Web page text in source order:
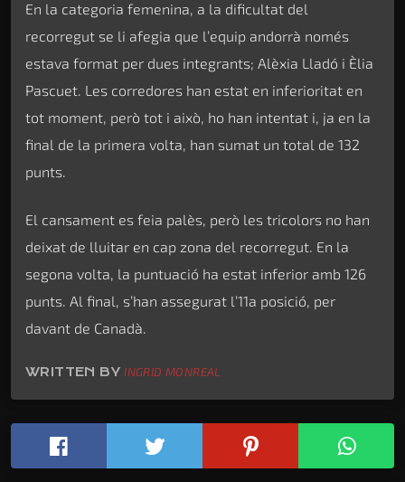
En la categoria femenina, a la dificultat del
recorregut se li afegia que l’equip andorrà només
estava format per dues integrants; Alèxia Lladó i Èlia
Pascuet. Les corredores han estat en inferioritat en
tot moment, però tot i això, ho han intentat i, ja en la
final de la primera volta, han sumat un total de 132
punts.
El cansament es feia palès, però les tricolors no han
deixat de lluitar en cap zona del recorregut. En la
segona volta, la puntuació ha estat inferior amb 126
punts. Al final, s’han assegurat l’11a posició, per
davant de Canadà.
WRITTEN BYINGRID MONREAL